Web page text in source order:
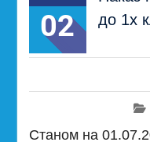
02
до 1х
Станом на